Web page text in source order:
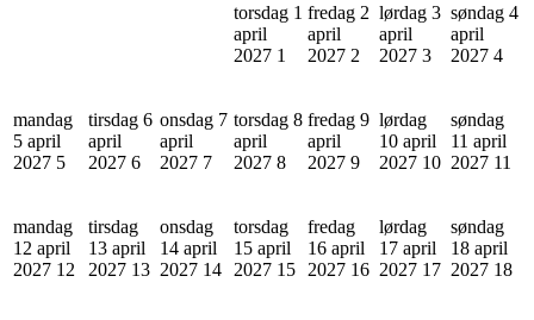
torsdag 1
april
2027 1
fredag 2
april
2027 2
lørdag 3
april
2027 3
søndag 4
april
2027 4
mandag
5 april
2027 5
tirsdag 6
april
2027 6
onsdag 7
april
2027 7
torsdag 8
april
2027 8
fredag 9
april
2027 9
lørdag
10 april
2027 10
søndag
11 april
2027 11
mandag
12 april
2027 12
tirsdag
13 april
2027 13
onsdag
14 april
2027 14
torsdag
15 april
2027 15
fredag
16 april
2027 16
lørdag
17 april
2027 17
søndag
18 april
2027 18